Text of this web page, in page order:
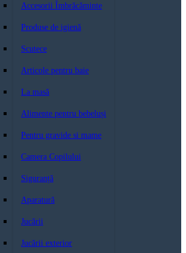
Accesorii Îmbrăcăminte
Produse de igienă
Scutece
Articole pentru baie
La masă
Alimente pentru bebeluși
Pentru gravide si mame
Camera Copilului
Siguranță
Aparatură
Jucării
Jucării exterior